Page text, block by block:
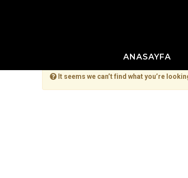
ANASAYFA
It seems we can’t find what you’re